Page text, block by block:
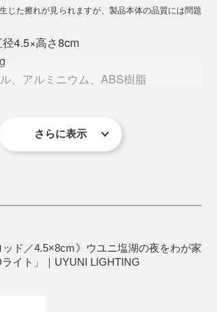
」に各サイズをセットした状態
休日の読書時間に。テラスで過ごす夕
な時間に変えてくれます。
』は、日常のなかに、ほんの少しの
す。
チが入りやすくなりました。
めなのが、玄関。
じた擦れが見られますが、製品本体の品質には問題
4.5×高さ8cm
、アルミニウム、ABS樹脂
電式（約3.5時間充電で、約60〜100時
イプ
さらに表示
ッド／4.5×8cm》ウユニ塩湖の夜をわが家
イト」｜UYUNI LIGHTING